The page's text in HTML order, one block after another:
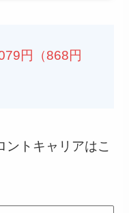
円（868円
ントキャリアはこ